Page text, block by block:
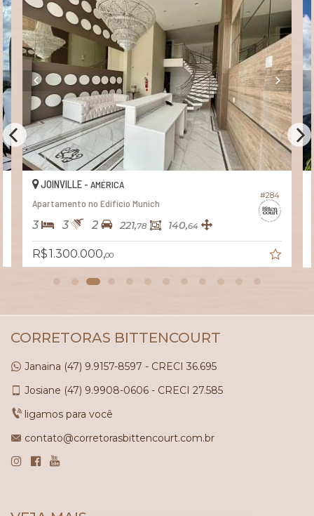
#745
JOINVILLE -AMÉRICA
Apartamento no Edifício Fg 114
3 3 2 150, 00 114,00
R$ 1.299.000,00
CORRETORAS BITTENCOURT
Janaina (47) 9.9157-8597 - CRECI 36.695
Josiane (47) 9.9908-0606 - CRECI 27.585
ligamos para você
contato@corretorasbittencourt.com.br